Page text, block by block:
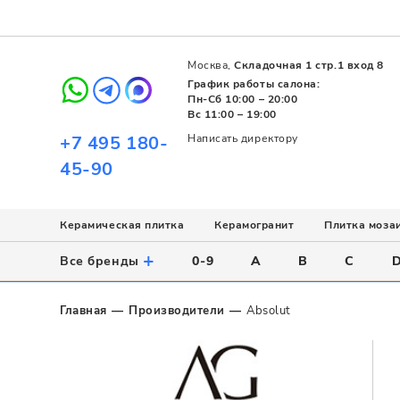
+7 495 180-
45-90
Написать директору
Москва,Складочная 1 стр.1 вход 8
График работы салона:
Пн-Сб 10:00 – 20:00
Вс 11:00 – 19:00
Керамическая плитка
Использование
Напольное
Настенное
Стиль
Современный
Пэчворк
Все
Керамогранит
Назначение
Для ванной
Напольное
Поверхность
Матовая
Полированная
Все
Плитка
Назначение
Для ванной
Для бассейна
Цвет
Белый
Серый
Все
Все бренды + 0-9 A B C
Главная Производители Absolut